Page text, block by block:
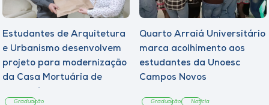
Estudantes de Arquitetura
e Urbanismo desenvolvem
projeto para modernização
da Casa Mortuária de
Graduação
Quarto Arraiá Universitário
marca acolhimento aos
estudantes da Unoesc
Campos Novos
Graduação Notícia